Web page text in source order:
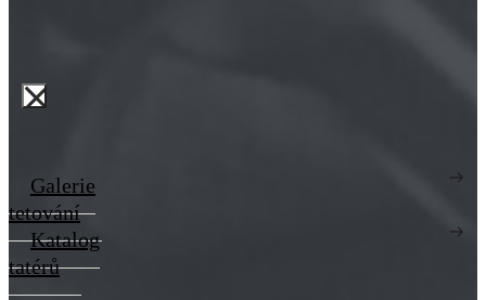
Galerie
tetování
Katalog
tatérů